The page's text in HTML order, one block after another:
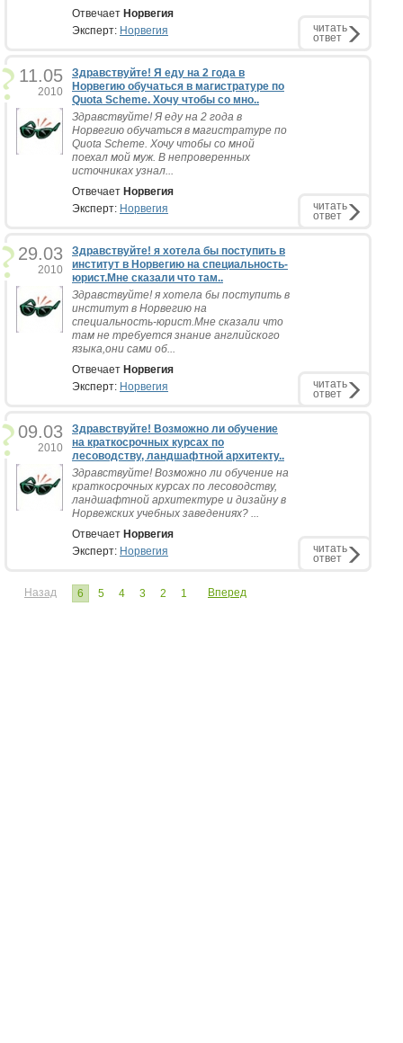
Отвечает Норвегия
Эксперт: Норвегия читать
ответ
11.05
2010
Здравствуйте! Я еду на 2 года в
Норвегию обучаться в магистратуре по
Quota Scheme. Хочу чтобы со мно..
Здравствуйте! Я еду на 2 года в
Норвегию обучаться в магистратуре по
Quota Scheme. Хочу чтобы со мной
поехал мой муж. В непроверенных
источниках узнал...
Отвечает Норвегия
Эксперт: Норвегия читать
ответ
29.03
2010
Здравствуйте! я хотела бы поступить в
институт в Норвегию на специальность-
юрист.Мне сказали что там..
Здравствуйте! я хотела бы поступить в
институт в Норвегию на
специальность-юрист.Мне сказали что
там не требуется знание английского
языка,они сами об...
Отвечает Норвегия
Эксперт: Норвегия читать
ответ
09.03
2010
Здравствуйте! Возможно ли обучение
на краткосрочных курсах по
лесоводству, ландшафтной архитекту..
Здравствуйте! Возможно ли обучение на
краткосрочных курсах по лесоводству,
ландшафтной архитектуре и дизайну в
Норвежских учебных заведениях? ...
Отвечает Норвегия
Эксперт: Норвегия читать
ответ
Назад 6 5 4 3 2 1 Вперед